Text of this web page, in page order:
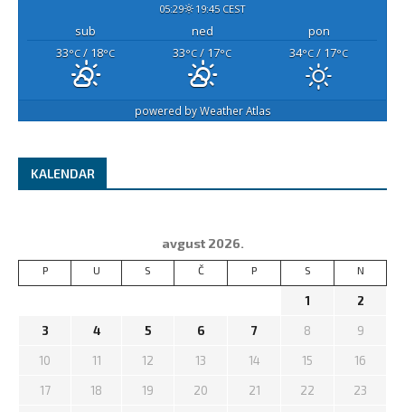
05:29 19:45 CEST
sub ned
pon
33°C / 18°C 33°C / 17°C 34°C / 17°C
powered byWeather Atlas
KALENDAR
avgust 2026.
P U S Č P S N
1 2
3 4 5 6 7 8 9
10 11 12 13 14 15 16
17 18 19 20 21 22 23